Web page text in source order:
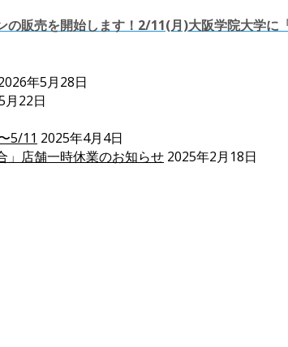
販売を開始します！ 2/11(月)大阪学院大学に
年5月28日
月22日
5/11 2025年4月4日
」店舗一時休業のお知らせ 2025年2月18日